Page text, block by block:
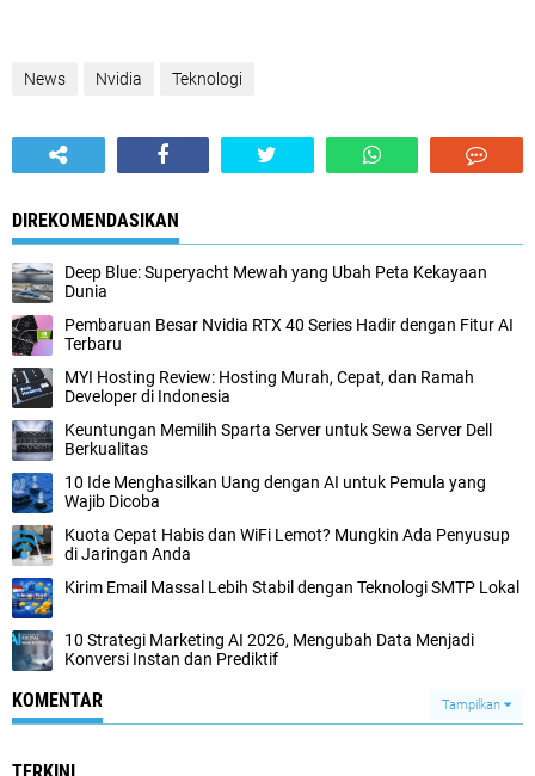
News Nvidia Teknologi
DIREKOMENDASIKAN
Deep Blue: Superyacht Mewah yang Ubah Peta Kekayaan
Dunia
Pembaruan Besar Nvidia RTX 40 Series Hadir dengan Fitur AI
Terbaru
MYI Hosting Review: Hosting Murah, Cepat, dan Ramah
Developer di Indonesia
Keuntungan Memilih Sparta Server untuk Sewa Server Dell
Berkualitas
10 Ide Menghasilkan Uang dengan AI untuk Pemula yang
Wajib Dicoba
Kuota Cepat Habis dan WiFi Lemot? Mungkin Ada Penyusup
di Jaringan Anda
Kirim Email Massal Lebih Stabil dengan Teknologi SMTP Lokal
10 Strategi Marketing AI 2026, Mengubah Data Menjadi
Konversi Instan dan Prediktif
KOMENTAR Tampilkan